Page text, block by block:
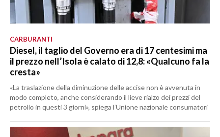
CARBURANTI
Diesel, il taglio del Governo era di 17 centesimi ma
il prezzo nell’Isola è calato di 12,8: «Qualcuno fa la
cresta»
«La traslazione della diminuzione delle accise non è avvenuta in
modo completo, anche considerando il lieve rialzo dei prezzi del
petrolio in questi 3 giorni», spiega l’Unione nazionale consumatori